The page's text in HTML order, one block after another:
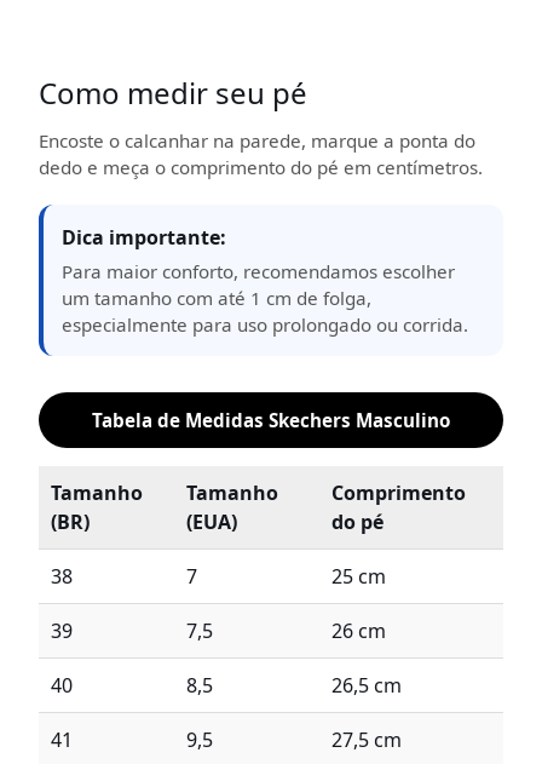
Como medir seu pé
Encoste o calcanhar na parede, marque a ponta do
dedo e meça o comprimento do pé em centímetros.
Dica importante:
Para maior conforto, recomendamos escolher
um tamanho com até 1 cm de folga,
especialmente para uso prolongado ou corrida.
Tabela de Medidas Skechers Masculino
Tamanho
(BR)
Tamanho
(EUA)
Comprimento
do pé
38 7 25 cm
39 7,5 26 cm
40 8,5 26,5 cm
41 9,5 27,5 cm